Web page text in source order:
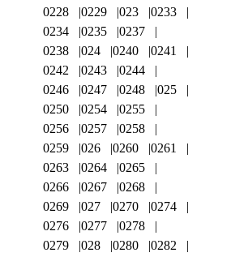
0228
0229 023
0233
0234
0235
0237
0238
024 0240
0241
0242
0243
0244
0246
0247 0248
025
0250
0254
0255
0256
0257
0258
0259
026 0260
0261
0263
0264
0265
0266
0267
0268
0269
027 0270
0274
0276
0277
0278
0279
028 0280
0282